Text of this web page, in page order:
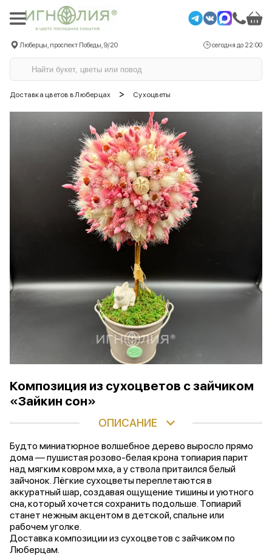
Люберцы, проспект Победы, 9/20 сегодня до 22:00
Доставка цветов в Люберцах > Сухоцветы
Композиция из сухоцветов с зайчиком
«Зайкин сон»
ОПИСАНИЕ
Будто миниатюрное волшебное дерево выросло прямо
дома — пушистая розово-белая крона топиария парит
над мягким ковром мха, а у ствола притаился белый
зайчонок. Лёгкие сухоцветы переплетаются в
аккуратный шар, создавая ощущение тишины и уютного
сна, который хочется сохранить подольше. Топиарий
станет нежным акцентом в детской, спальне или
рабочем уголке.
Доставка композиции из сухоцветов с зайчиком по
Люберцам.